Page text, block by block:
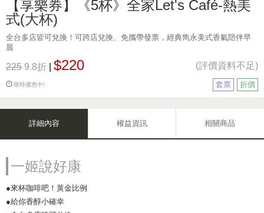
【享樂券】《5杯》全家Let's Café-熱美
式(大杯)
全台多店皆可兌換！可跨店兌換、免攜帶發票，經典雋永美式香氣陪伴早
晨
225 9.8折 $220 (評價資料不足)
限時優惠中! 折價
套票
詳細內容 權益資訊 相關商品
一姬說好康
●來杯咖啡吧！黃金比例
●給你香醇小確幸